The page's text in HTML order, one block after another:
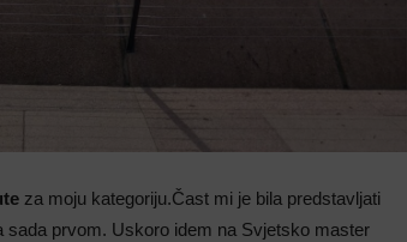
za moju kategoriju.Čast mi je bila predstavljati
prvom. Uskoro idem na Svjetsko master